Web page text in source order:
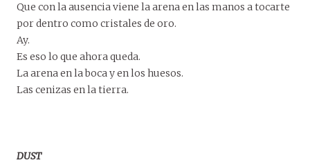
Que con la ausencia viene la arena en las manos a tocarte
por dentro como cristales de oro.
Ay.
Es eso lo que ahora queda.
La arena en la boca y en los huesos.
Las cenizas en la tierra.
DUST